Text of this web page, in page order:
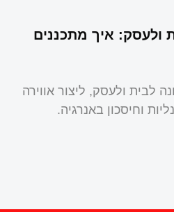
ולעסק: איך מתכננים
לבית ולעסק, ליצור אווירה
וחיסכון באנרגיה.